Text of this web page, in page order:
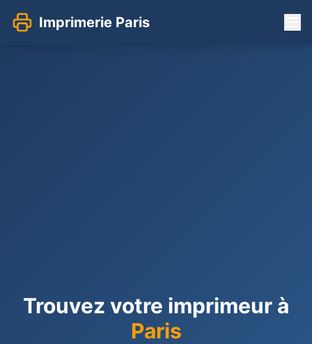
Imprimerie Paris
Trouvez votre imprimeur à
Paris